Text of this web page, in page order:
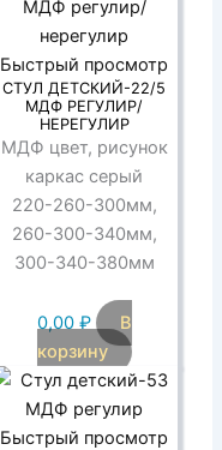
Быстрый просмотр
СТУЛ ДЕТСКИЙ-22/5
МДФ РЕГУЛИР/
НЕРЕГУЛИР
МДФ цвет, рисунок
каркас серый
220-260-300мм,
260-300-340мм,
300-340-380мм
0,00 ₽
В
корзину
Быстрый просмотр